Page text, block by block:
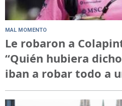
MAL MOMENTO
Le robaron a
“Quién hubiera
iban a robar todo a